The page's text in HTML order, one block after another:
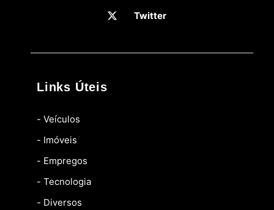
Twitter
Links Úteis
- Veículos
- Imóveis
- Empregos
- Tecnologia
- Diversos